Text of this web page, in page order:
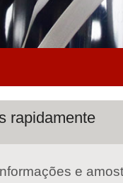
rapidamente
e